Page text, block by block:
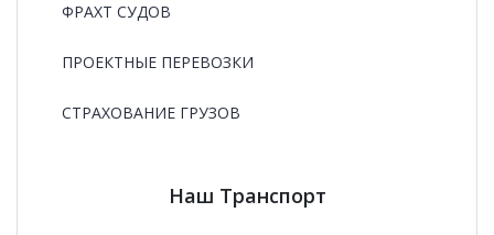
ФРАХТ СУДОВ
ПРОЕКТНЫЕ ПЕРЕВОЗКИ
СТРАХОВАНИЕ ГРУЗОВ
Наш Транспорт